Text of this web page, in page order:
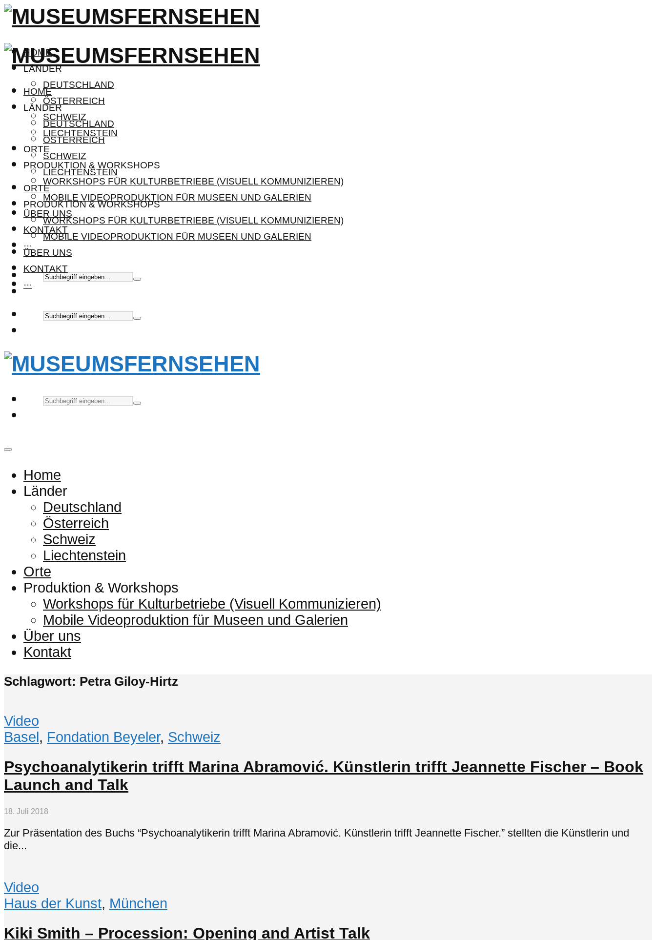
HOME
LÄNDER
DEUTSCHLAND
ÖSTERREICH
SCHWEIZ
LIECHTENSTEIN
ORTE
PRODUKTION & WORKSHOPS
WORKSHOPS FÜR KULTURBETRIEBE (VISUELL KOMMUNIZIEREN)
MOBILE VIDEOPRODUKTION FÜR MUSEEN UND GALERIEN
ÜBER UNS
KONTAKT
···
HOME
LÄNDER
DEUTSCHLAND
ÖSTERREICH
SCHWEIZ
LIECHTENSTEIN
ORTE
PRODUKTION & WORKSHOPS
WORKSHOPS FÜR KULTURBETRIEBE (VISUELL KOMMUNIZIEREN)
MOBILE VIDEOPRODUKTION FÜR MUSEEN UND GALERIEN
ÜBER UNS
KONTAKT
···
Home
Länder
Deutschland
Österreich
Schweiz
Liechtenstein
Orte
Produktion & Workshops
Workshops für Kulturbetriebe (Visuell Kommunizieren)
Mobile Videoproduktion für Museen und Galerien
Über uns
Kontakt
Schlagwort: Petra Giloy-Hirtz
Video
Basel, Fondation Beyeler, Schweiz
Psychoanalytikerin trifft Marina Abramović. Künstlerin trifft Jeannette Fischer – Book
Launch and Talk
18. Juli 2018
Zur Präsentation des Buchs “Psychoanalytikerin trifft Marina Abramović. Künstlerin trifft Jeannette Fischer.” stellten die Künstlerin und
die...
Video
Haus der Kunst, München
Kiki Smith – Procession: Opening and Artist Talk